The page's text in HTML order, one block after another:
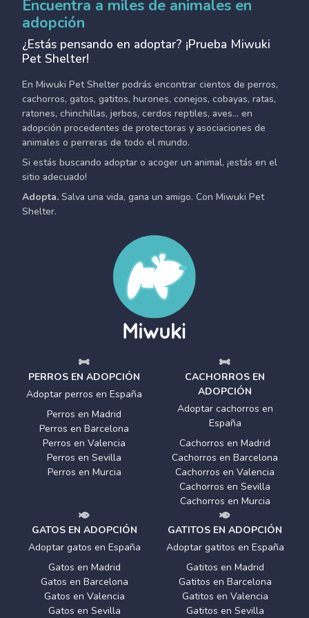
Encuentra a miles de animales en
adopción
¿Estás pensando en adoptar? ¡Prueba Miwuki
Pet Shelter!
En Miwuki Pet Shelter podrás encontrar cientos de perros,
cachorros, gatos, gatitos, hurones, conejos, cobayas, ratas,
ratones, chinchillas, jerbos, cerdos reptiles, aves... en
adopción procedentes de protectoras y asociaciones de
animales o perreras de todo el mundo.
Si estás buscando adoptar o acoger un animal, ¡estás en el
sitio adecuado!
Adopta. Salva una vida, gana un amigo. Con Miwuki Pet
Shelter.
PERROS EN ADOPCIÓN
Adoptar perros en España
Perros en Madrid
Perros en Barcelona
Perros en Valencia
Perros en Sevilla
Perros en Murcia
CACHORROS EN
ADOPCIÓN
Adoptar cachorros en
España
Cachorros en Madrid
Cachorros en Barcelona
Cachorros en Valencia
Cachorros en Sevilla
Cachorros en Murcia
GATOS EN ADOPCIÓN
Adoptar gatos en España
Gatos en Madrid
Gatos en Barcelona
Gatos en Valencia
Gatos en Sevilla
GATITOS EN ADOPCIÓN
Adoptar gatitos en España
Gatitos en Madrid
Gatitos en Barcelona
Gatitos en Valencia
Gatitos en Sevilla